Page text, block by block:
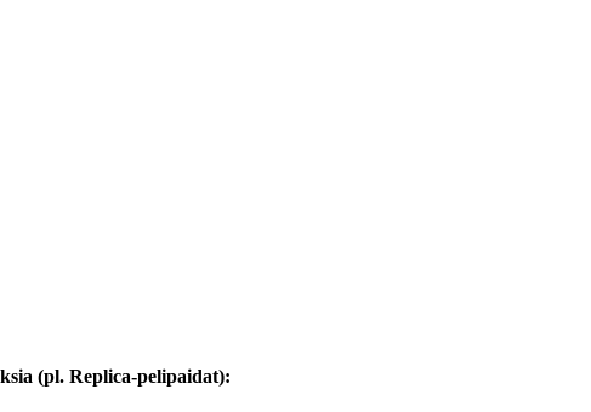
(pl. Replica-pelipaidat):